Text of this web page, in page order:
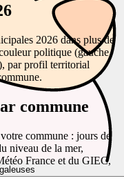
2026 dans plus de
politique (gauche,
par profil territorial
commune
commune : jours de
niveau de la mer,
France et du GIEC,